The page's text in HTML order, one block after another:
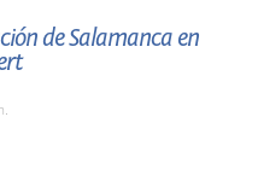
de Salamanca en